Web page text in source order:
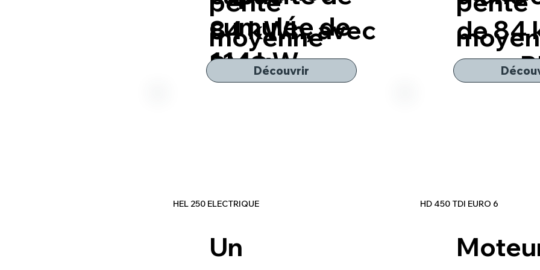
cumulée de
114 kW
84 kWh, avec
BMS
moyenne
Découvrir
de 84
avec
HEL 250 ELECTRIQUE
Un
HD 450 TDI EURO 6